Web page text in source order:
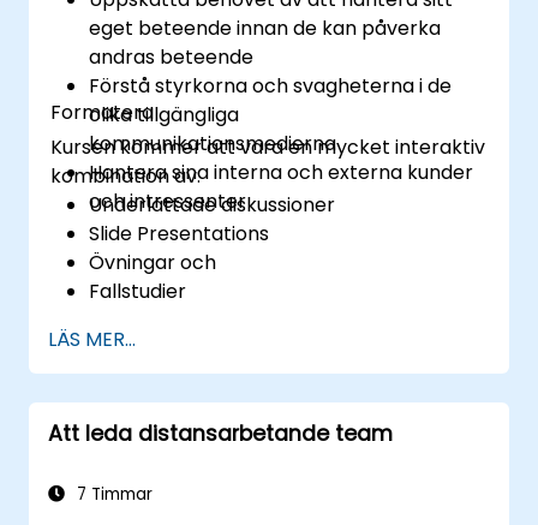
eget beteende innan de kan påverka
andras beteende
Förstå styrkorna och svagheterna i de
olika tillgängliga
kommunikationsmedierna
Hantera sina interna och externa kunder
och intressenter
Formatera
Kursen kommer att vara en mycket interaktiv
kombination av:
Underlättade diskussioner
Slide Presentations
Övningar och
Fallstudier
LÄS MER...
Att leda distansarbetande team
7 Timmar